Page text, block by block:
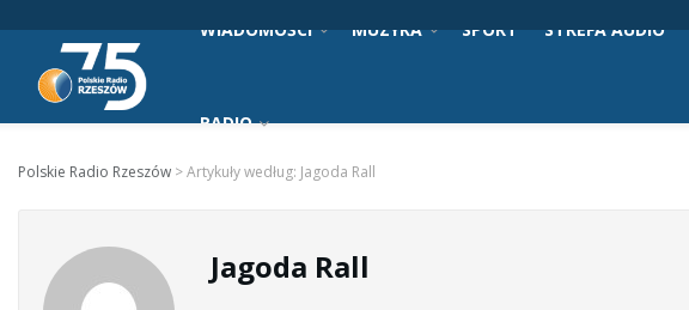
WIADOMOŚCI MUZYKA SPORT STREFA AUDIO
RADIO
Polskie Radio Rzeszów >Artykuły według: Jagoda Rall
Jagoda Rall